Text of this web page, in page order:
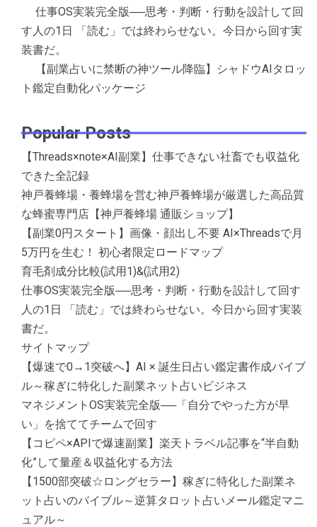
仕事OS実装完全版──思考・判断・行動を設計して回
す人の1日 「読む」では終わらせない。今日から回す実
装書だ。
【副業占いに禁断の神ツール降臨】シャドウAIタロッ
ト鑑定自動化パッケージ
Popular Posts
【Threads×note×AI副業】仕事できない社畜でも収益化
できた全記録
神戸養蜂場・養蜂場を営む神戸養蜂場が厳選した高品質
な蜂蜜専門店【神戸養蜂場 通販ショップ】
【副業0円スタート】画像・顔出し不要 AI×Threadsで月
5万円を生む！ 初心者限定ロードマップ
育毛剤成分比較(試用1)&(試用2)
仕事OS実装完全版──思考・判断・行動を設計して回す
人の1日 「読む」では終わらせない。今日から回す実装
書だ。
サイトマップ
【爆速で0→1突破へ】AI × 誕生日占い鑑定書作成バイブ
ル～稼ぎに特化した副業ネット占いビジネス
マネジメントOS実装完全版──「自分でやった方が早
い」を捨ててチームで回す
【コピペ×APIで爆速副業】楽天トラベル記事を“半自動
化”して量産＆収益化する方法
【1500部突破☆ロングセラー】稼ぎに特化した副業ネ
ット占いのバイブル～逆算タロット占いメール鑑定マニ
ュアル～